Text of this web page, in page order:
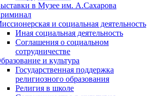
в Музее им. А.Сахарова
и социальная деятельность
Иная социальная деятельность
Соглашения о социальном
сотрудничестве
и культура
Государственная поддержка
религиозного образования
Религия в школе